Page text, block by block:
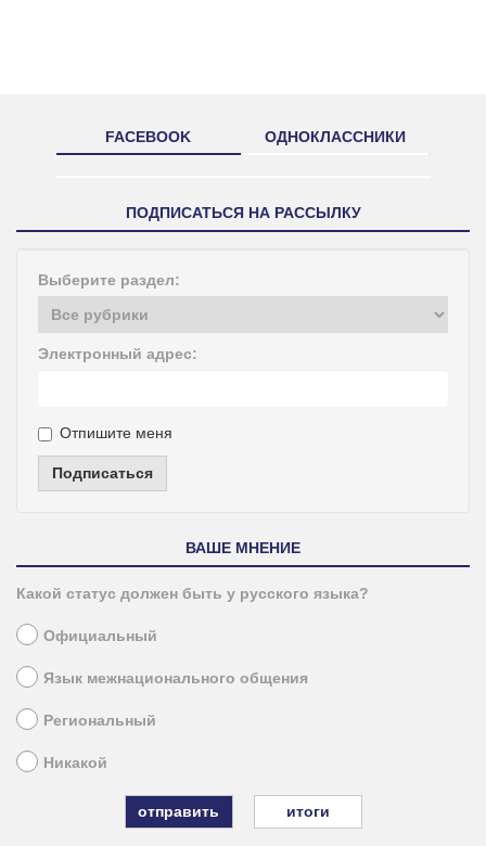
FACEBOOK ОДНОКЛАССНИКИ
ПОДПИСАТЬСЯ НА РАССЫЛКУ
Выберите раздел:
Электронный адрес:
Отпишите меня
Подписаться
ВАШЕ МНЕНИЕ
Какой статус должен быть у русского языка?
Официальный
Язык межнационального общения
Региональный
Никакой
итоги